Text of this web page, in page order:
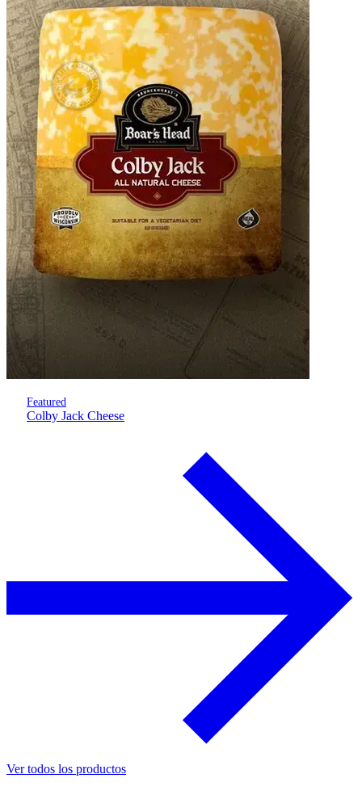
Featured
Colby Jack Cheese
Ver todos los productos